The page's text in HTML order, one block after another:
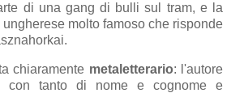
di una gang di bulli sul tram, e la
molto famoso che risponde
chiaramente metaletterario: l'autore
con tanto di nome e cognome e